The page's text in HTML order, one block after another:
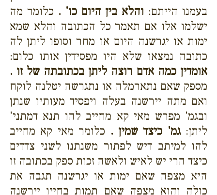
בעמנו הייתם: והלא בין היום כו' . כלומר מה
ישלמו אלו אם תאמר כל הכתובה והלא שמא
ימות או יגרשנה היום או מחר וסופו ליתן לה
כתובה נמצאו שלא היו מפסידין אותו כלום:
אומדין כמה אדם רוצה ליתן בכתובתה של זו .
מספק שאם נתארמלה או נתגרשה יטלנה לוקח
ואם מתה יירשנה בעלה ויפסיד מעותיו שנתן
ובגמ' מפרש מאי קא מחייב להו תנא דמתני'
ליתן:גמ' כיצד שמין . כלומר מאי קא מחייב
להו למיתב דיש לפתור משנתנו לשני צדדים
כיצד הרי יש לאיש ולאשה זכות ספק בכתובה זו
היא מצפה שאם ימות או יגרשנה תגבה את
כולה והוא מצפה שאם תמות בחייו יירשנה